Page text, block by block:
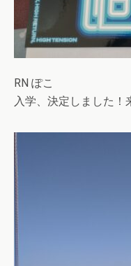
RN ぽこ
入学、決定しました！